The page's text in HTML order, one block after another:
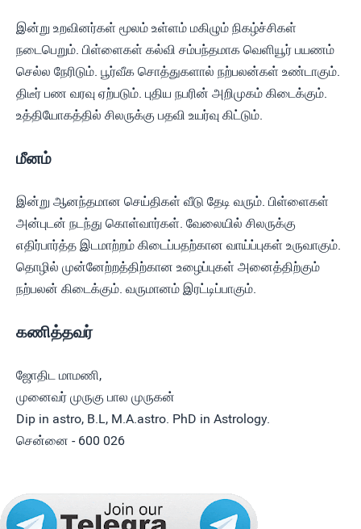
இன்று உறவினர்கள் மூலம் உள்ளம் மகிழும் நிகழ்ச்சிகள்
நடைபெறும். பிள்ளைகள் கல்வி சம்பந்தமாக வெளியூர் பயணம்
செல்ல நேரிடும். பூர்வீக சொத்துகளால் நற்பலன்கள் உண்டாகும்.
திடீர் பண வரவு ஏற்படும். புதிய நபரின் அறிமுகம் கிடைக்கும்.
உத்தியோகத்தில் சிலருக்கு பதவி உயர்வு கிட்டும்.
மீனம்
இன்று ஆனந்தமான செய்திகள் வீடு தேடி வரும். பிள்ளைகள்
அன்புடன் நடந்து கொள்வார்கள். வேலையில் சிலருக்கு
எதிர்பார்த்த இடமாற்றம் கிடைப்பதற்கான வாய்ப்புகள் உருவாகும்.
தொழில் முன்னேற்றத்திற்கான உழைப்புகள் அனைத்திற்கும்
நற்பலன் கிடைக்கும். வருமானம் இரட்டிப்பாகும்.
கணித்தவர்
ஜோதிட மாமணி,
முனைவர் முருகு பால முருகன்
Dip in astro, B.L, M.A.astro. PhD in Astrology.
சென்னை - 600 026